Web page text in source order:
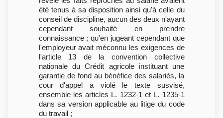
été tenus à sa disposition ainsi qu'à celle du
conseil de discipline, aucun des deux n'ayant
cependant souhaité en prendre
connaissance ; qu'en jugeant cependant que
l'employeur avait méconnu les exigences de
l'article 13 de la convention collective
nationale du Crédit agricole instituant une
garantie de fond au bénéfice des salariés, la
cour d'appel a violé le texte susvisé,
ensemble les articles L. 1232-1 et L. 1235-1
dans sa version applicable au litige du code
du travail ;